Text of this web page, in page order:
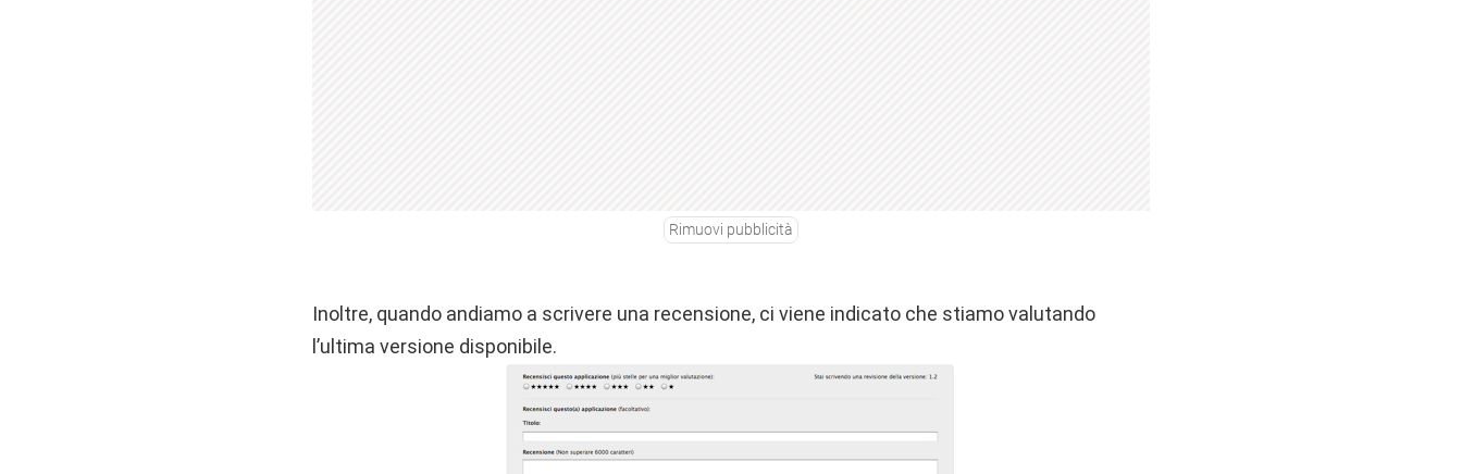
Rimuovi pubblicità
Inoltre, quando andiamo a scrivere una recensione, ci viene indicato che stiamo valutando
l’ultima versione disponibile.